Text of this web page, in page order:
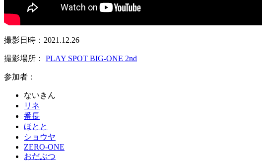
撮影日時：2021.12.26
撮影場所： PLAY SPOT BIG-ONE 2nd
参加者：
ないきん
リネ
番長
ほとと
ショウヤ
ZERO-ONE
おだぶつ